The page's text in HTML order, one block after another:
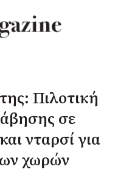
Πιλοτική
σε
νταρσί για
χωρών